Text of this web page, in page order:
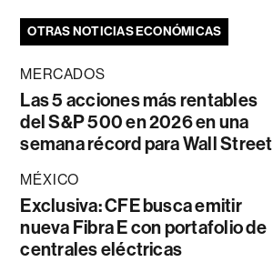
OTRAS NOTICIAS ECONÓMICAS
MERCADOS
Las 5 acciones más rentables
del S&P 500 en 2026 en una
semana récord para Wall Street
MÉXICO
Exclusiva: CFE busca emitir
nueva Fibra E con portafolio de
centrales eléctricas